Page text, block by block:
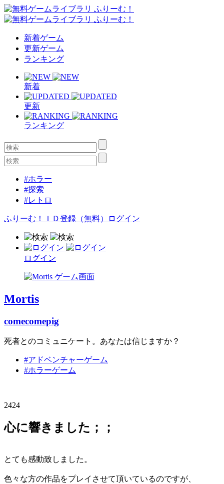
新着ゲーム
更新ゲーム
ランキング
新着
更新
ランキング
#ホラー
#探索
#レトロ
ふりーむ！ＩＤ登録（無料） ログイン
ログイン
Mortis
comecomepig
死者とのコミュニケート。あなたは信じますか？
#アドベンチャーゲーム
#ホラーゲーム
2424
心に響きました；；
とても感動致しました。
色々な方の作品をプレイさせて頂いているのですが、